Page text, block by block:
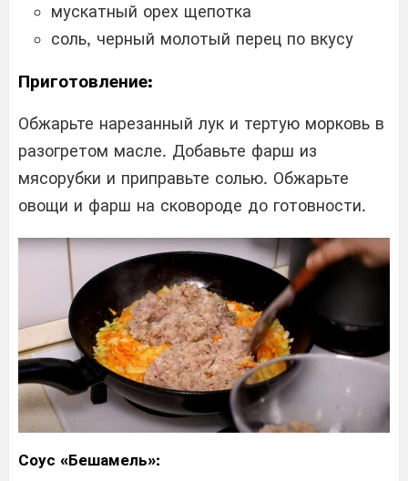
мускатный орех щепотка
соль, черный молотый перец по вкусу
Приготовление:
Обжарьте нарезанный лук и тертую морковь в
разогретом масле. Добавьте фарш из
мясорубки и приправьте солью. Обжарьте
овощи и фарш на сковороде до готовности.
Соус «Бешамель»: